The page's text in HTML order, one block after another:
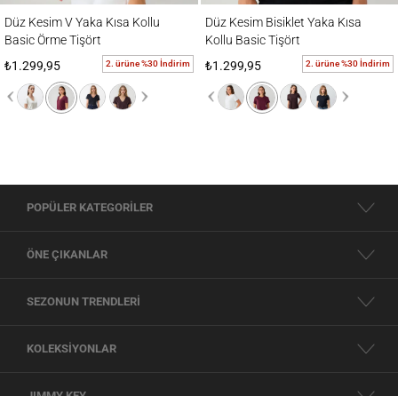
Düz Kesim V Yaka Kısa Kollu
Basic Örme Tişört
₺1.299,95
2. ürüne %30 İndirim
Düz Kesim Bisiklet Yaka Kısa
Kollu Basic Tişört
₺1.299,95
2. ürüne %30 İndirim
POPÜLER KATEGORİLER
ÖNE ÇIKANLAR
SEZONUN TRENDLERİ
KOLEKSİYONLAR